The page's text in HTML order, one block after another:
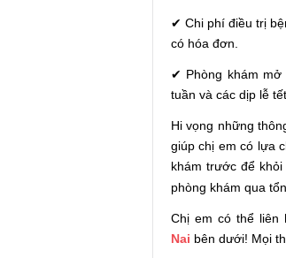
✔ Chi phí điều trị
có hóa đơn.
✔ Phòng khám mở
tuần và các dịp lễ tết.
Hi vọng những
giúp chị em có lựa
khám trước để
phòng khám qua
Chị em có thể liên
Nai bên dưới! Mọi